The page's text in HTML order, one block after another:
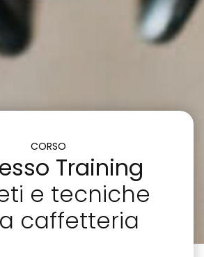
CORSO
Training
e tecniche
caffetteria